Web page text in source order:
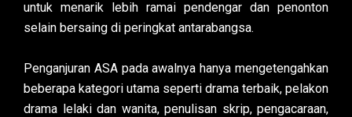
untuk menarik lebih ramai pendengar dan penonton
selain bersaing di peringkat antarabangsa.
Penganjuran ASA pada awalnya hanya mengetengahkan
beberapa kategori utama seperti drama terbaik, pelakon
drama lelaki dan wanita, penulisan skrip, pengacaraan,